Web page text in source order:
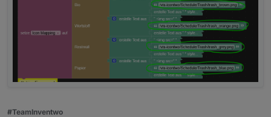
#TeamInventwo